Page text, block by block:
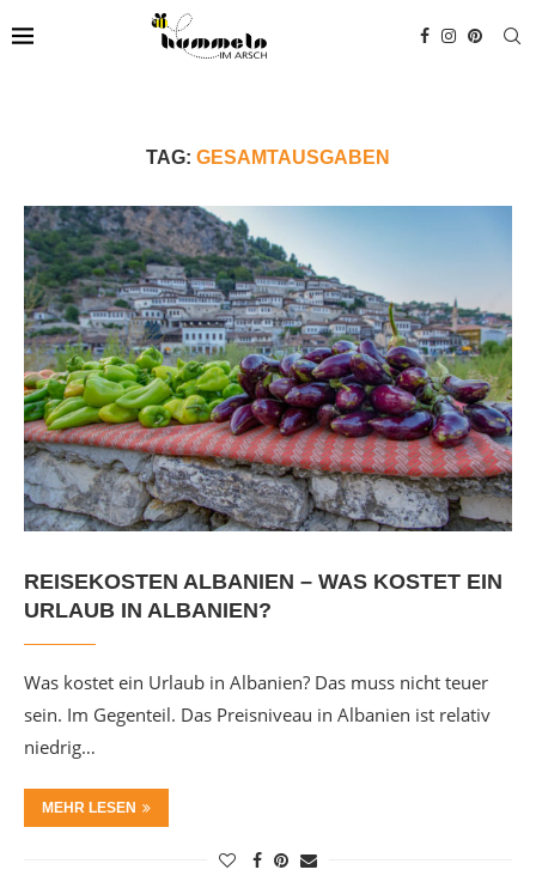
TAG: GESAMTAUSGABEN
REISEKOSTEN ALBANIEN – WAS KOSTET EIN
URLAUB IN ALBANIEN?
Was kostet ein Urlaub in Albanien? Das muss nicht teuer
sein. Im Gegenteil. Das Preisniveau in Albanien ist relativ
niedrig…
MEHR LESEN